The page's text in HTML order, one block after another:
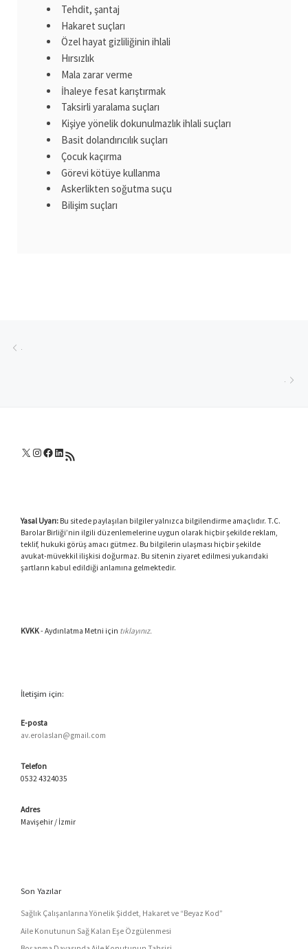
Tehdit, şantaj
Hakaret suçları
Özel hayat gizliliğinin ihlali
Hırsızlık
Mala zarar verme
İhaleye fesat karıştırmak
Taksirli yaralama suçları
Kişiye yönelik dokunulmazlık ihlali suçları
Basit dolandırıcılık suçları
Çocuk kaçırma
Görevi kötüye kullanma
Askerlikten soğutma suçu
Bilişim suçları
X Instagram
Facebook
LinkedIn
RSS akışı
Yasal Uyarı:Bu sitede paylaşılan bilgiler yalnızca bilgilendirme amaçlıdır. T.C.
Barolar Birliği’nin ilgili düzenlemelerine uygun olarak hiçbir şekilde reklam,
teklif, hukuki görüş amacı gütmez. Bu bilgilerin ulaşması hiçbir şekilde
avukat-müvekkil ilişkisi doğurmaz. Bu sitenin ziyaret edilmesi yukarıdaki
şartların kabul edildiği anlamına gelmektedir.
KVKK- Aydınlatma Metni için tıklayınız.
İletişim için:
E-posta
av.erolaslan@gmail.com
Telefon
0532 4324035
Adres
Mavişehir / İzmir
Son Yazılar
Sağlık Çalışanlarına Yönelik Şiddet, Hakaret ve “Beyaz Kod”
Aile Konutunun Sağ Kalan Eşe Özgülenmesi